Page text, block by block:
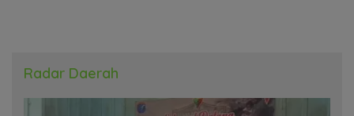
Radar Daerah